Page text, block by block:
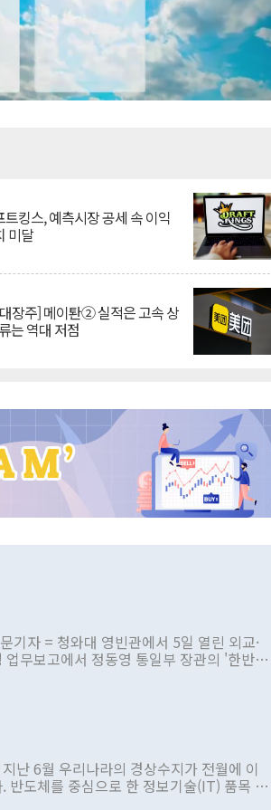
트킹스, 예측시장 공세 속 이익
미달
장주] 메이퇀② 실적은 고속 상
는 역대 저점
기자 = 청와대 영빈관에서 5일 열린 외교·
무보고에서 정동영 통일부 장관의 '한반도
지 않은 사안을 정책으로 추진하겠다고 공
구상'이라는 비판을 내놨다. 그동안 정 장
를 빚은 적은 여러 번 있지만 대통령과 유
적 입장을 표명한 것은 이례적이다. 정 장
을 제어해야 한다는 목소리도 높아지고 있
난 6월 우리나라의 경상수지가 전월에 이
반도체를 중심으로 한 정보기술(IT) 품목 수